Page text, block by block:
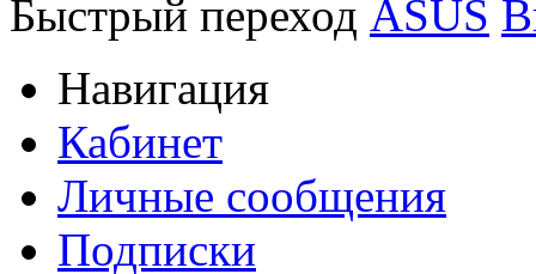
Быстрый переход ASUS
Навигация
Кабинет
Личные сообщения
Подписки